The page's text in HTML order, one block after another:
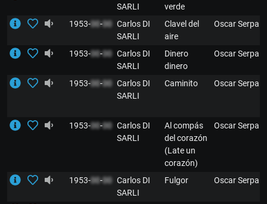
SARLI
verde
1953-00-00 Carlos DI
SARLI
Clavel del
aire
Oscar Serpa
1953-00-00 Carlos DI
SARLI
Dinero
dinero
Oscar Serpa
1953-00-00 Carlos DI
SARLI
Caminito Oscar Serpa
1953-00-00 Carlos DI
SARLI
Al compás
del corazón
(Late un
corazón)
Oscar Serpa
1953-00-00 Carlos DI
SARLI
Fulgor Oscar Serpa